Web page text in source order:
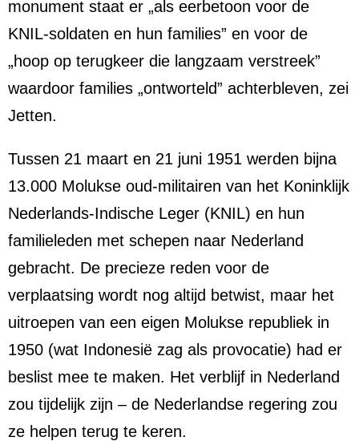
monument staat er „als eerbetoon voor de
KNIL-soldaten en hun families” en voor de
„hoop op terugkeer die langzaam verstreek”
waardoor families „ontworteld” achterbleven, zei
Jetten.
Tussen 21 maart en 21 juni 1951 werden bijna
13.000 Molukse oud-militairen van het Koninklijk
Nederlands-Indische Leger (KNIL) en hun
familieleden met schepen naar Nederland
gebracht. De precieze reden voor de
verplaatsing wordt nog altijd betwist, maar het
uitroepen van een eigen Molukse republiek in
1950 (wat Indonesië zag als provocatie) had er
beslist mee te maken. Het verblijf in Nederland
zou tijdelijk zijn – de Nederlandse regering zou
ze helpen terug te keren.